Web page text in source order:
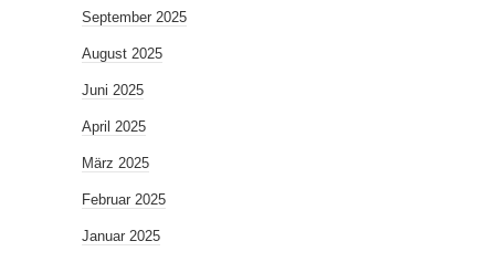
September 2025
August 2025
Juni 2025
April 2025
März 2025
Februar 2025
Januar 2025